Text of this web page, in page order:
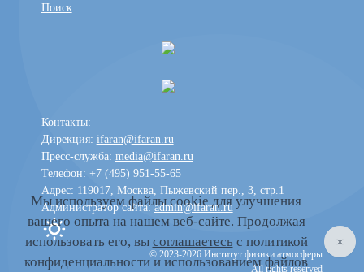
Поиск
Контакты:
Дирекция: ifaran@ifaran.ru
Пресс-служба: media@ifaran.ru
Телефон: +7 (495) 951-55-65
Адрес: 119017, Москва, Пыжевский пер., 3, стр.1
Администратор сайта:admin@ifaran.ru
Toggle dark mode
© 2023-2026 Институт физики атмосферы
All rights reserved
Мы используем файлы cookie для улучшения
вашего опыта на нашем веб-сайте. Продолжая
использовать его, вы соглашаетесь с политикой
конфиденциальности и использованием файлов